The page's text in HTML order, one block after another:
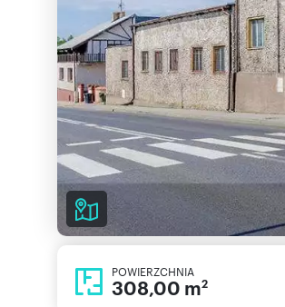
POWIERZCHNIA
308,00 m2